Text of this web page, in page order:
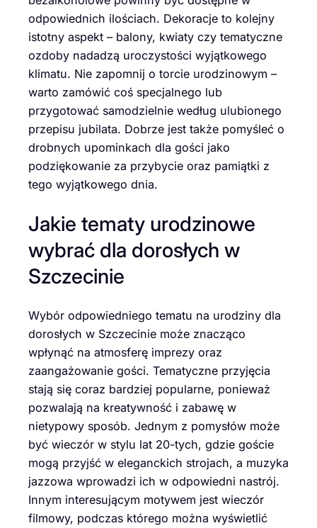
odpowiednich ilościach. Dekoracje to kolejny
istotny aspekt – balony, kwiaty czy tematyczne
ozdoby nadadzą uroczystości wyjątkowego
klimatu. Nie zapomnij o torcie urodzinowym –
warto zamówić coś specjalnego lub
przygotować samodzielnie według ulubionego
przepisu jubilata. Dobrze jest także pomyśleć o
drobnych upominkach dla gości jako
podziękowanie za przybycie oraz pamiątki z
tego wyjątkowego dnia.
Jakie tematy urodzinowe
wybrać dla dorosłych w
Szczecinie
Wybór odpowiedniego tematu na urodziny dla
dorosłych w Szczecinie może znacząco
wpłynąć na atmosferę imprezy oraz
zaangażowanie gości. Tematyczne przyjęcia
stają się coraz bardziej popularne, ponieważ
pozwalają na kreatywność i zabawę w
nietypowy sposób. Jednym z pomysłów może
być wieczór w stylu lat 20-tych, gdzie goście
mogą przyjść w eleganckich strojach, a muzyka
jazzowa wprowadzi ich w odpowiedni nastrój.
Innym interesującym motywem jest wieczór
filmowy, podczas którego można wyświetlić